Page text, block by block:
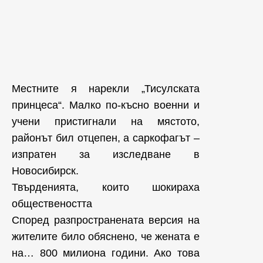
Местните я нарекли „Тисулската
принцеса“. Малко по-късно военни и
учени пристигнали на мястото,
районът бил отцепен, а саркофагът –
изпратен за изследване в
Новосибирск.
Твърденията, които шокираха
обществеността
Според разпространената версия на
жителите било обяснено, че жената е
на… 800 милиона години. Ако това